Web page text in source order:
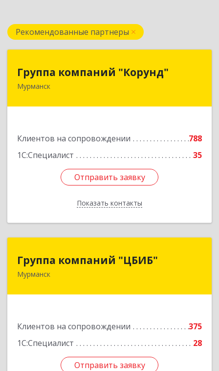
Рекомендованные партнеры
Группа компаний "Корунд"
Мурманск
Клиентов на сопровождении
788
1С:Специалист
35
Отправить заявку
Показать контакты
Группа компаний "Корунд"
183025, Мурманская обл, Мурманск г, Тарана
Отправить заявку
Назад
Группа компаний "ЦБИБ"
Мурманск
Клиентов на сопровождении
375
1С:Специалист
28
Отправить заявку
Группа компаний "ЦБИБ"
183010, Мурманская обл, Мурманск г, Кирова
Отправить заявку